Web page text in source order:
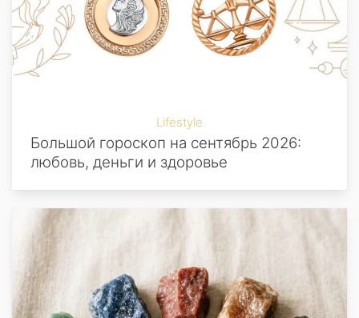
Lifestyle
Большой гороскоп на сентябрь 2026:
любовь, деньги и здоровье